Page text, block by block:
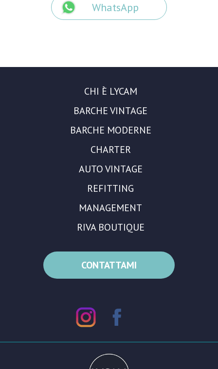
WhatsApp
CHI È LYCAM
BARCHE VINTAGE
BARCHE MODERNE
CHARTER
AUTO VINTAGE
REFITTING
MANAGEMENT
RIVA BOUTIQUE
CONTATTAMI